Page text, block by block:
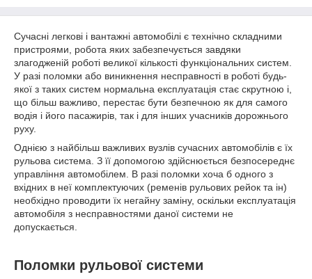
Сучасні легкові і вантажні автомобілі є технічно складними
пристроями, робота яких забезпечується завдяки
злагодженій роботі великої кількості функціональних систем.
У разі поломки або виникнення несправності в роботі будь-
якої з таких систем нормальна експлуатація стає скрутною і,
що більш важливо, перестає бути безпечною як для самого
водія і його пасажирів, так і для інших учасників дорожнього
руху.
Однією з найбільш важливих вузлів сучасних автомобілів є їх
рульова система. З її допомогою здійснюється безпосереднє
управління автомобілем. В разі поломки хоча б одного з
вхідних в неї комплектуючих (ременів рульових рейок та ін)
необхідно проводити їх негайну заміну, оскільки експлуатація
автомобіля з несправностями даної системи не
допускається.
Поломки рульової системи